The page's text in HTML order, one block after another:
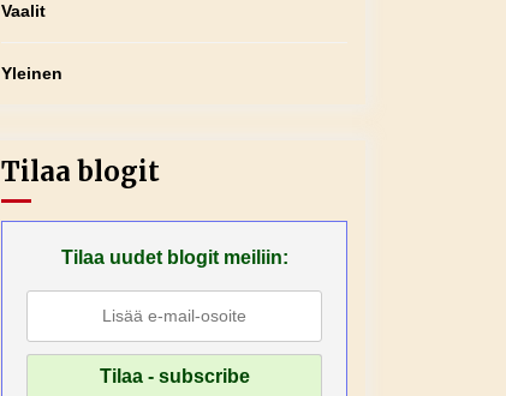
Vaalit
Yleinen
Tilaa blogit
Tilaa uudet blogit meiliin: